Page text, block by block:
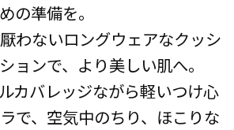
の準備を。
わないロングウェアなクッシ
ョンで、より美しい肌へ。
カバレッジながら軽いつけ心
で、空気中のちり、ほこりな